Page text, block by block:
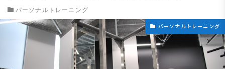
パーソナルトレーニング
パーソナルトレーニング